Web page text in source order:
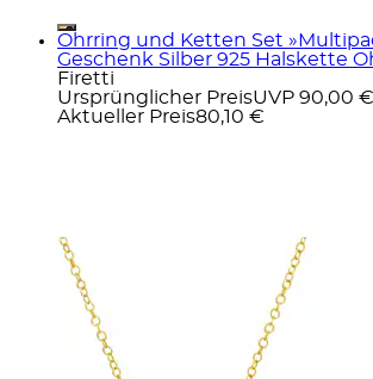
Ohrring und Ketten Set
Geschenk Silber 925 Halskette
Firetti
Ursprünglicher PreisUVP 90,00 €
Aktueller Preis80,10 €